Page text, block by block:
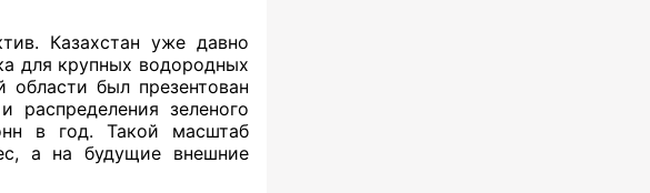
Казахстан уже давно
для крупных водородных
области был презентован
распределения зеленого
в год. Такой масштаб
а на будущие внешние